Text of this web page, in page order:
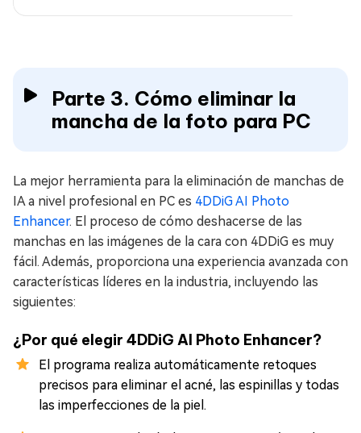
Parte 3. Cómo eliminar la
mancha de la foto para PC
La mejor herramienta para la eliminación de manchas de
IA a nivel profesional en PC es 4DDiG AI Photo
Enhancer. El proceso de cómo deshacerse de las
manchas en las imágenes de la cara con 4DDiG es muy
fácil. Además, proporciona una experiencia avanzada con
características líderes en la industria, incluyendo las
siguientes:
¿Por qué elegir 4DDiG AI Photo Enhancer?
El programa realiza automáticamente retoques
precisos para eliminar el acné, las espinillas y todas
las imperfecciones de la piel.